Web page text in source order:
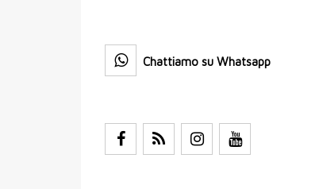
Chattiamo su Whatsapp